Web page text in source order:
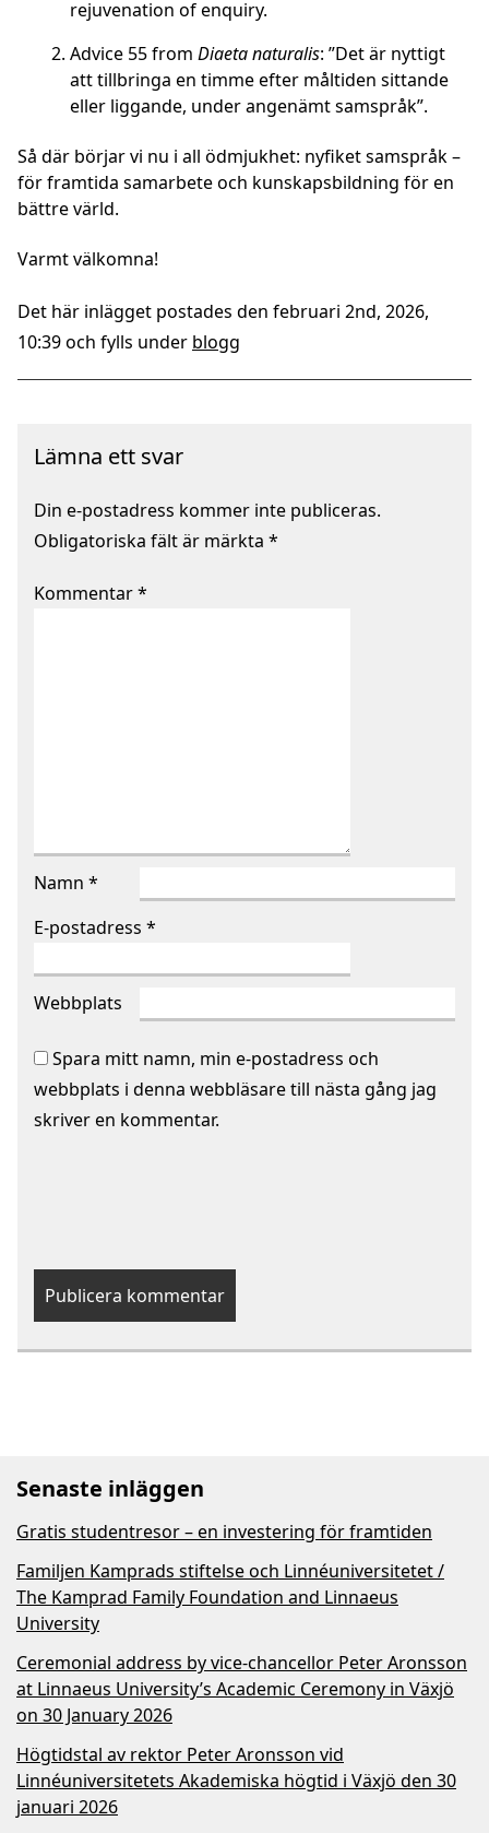
rejuvenation of enquiry.
Advice 55 from Diaeta naturalis: ”Det är nyttigt
att tillbringa en timme efter måltiden sittande
eller liggande, under angenämt samspråk”.
Så där börjar vi nu i all ödmjukhet: nyfiket samspråk –
för framtida samarbete och kunskapsbildning för en
bättre värld.
Varmt välkomna!
Det här inlägget postades den februari 2nd, 2026,
10:39 och fylls under blogg
Lämna ett svar
Din e-postadress kommer inte publiceras.
Obligatoriska fält är märkta *
Kommentar*
Namn *
E-postadress *
Webbplats
Spara mitt namn, min e-postadress och
webbplats i denna webbläsare till nästa gång jag
skriver en kommentar.
Senaste inläggen
Gratis studentresor – en investering för framtiden
Familjen Kamprads stiftelse och Linnéuniversitetet /
The Kamprad Family Foundation and Linnaeus
University
Ceremonial address by vice-chancellor Peter Aronsson
at Linnaeus University’s Academic Ceremony in Växjö
on 30 January 2026
Högtidstal av rektor Peter Aronsson vid
Linnéuniversitetets Akademiska högtid i Växjö den 30
januari 2026